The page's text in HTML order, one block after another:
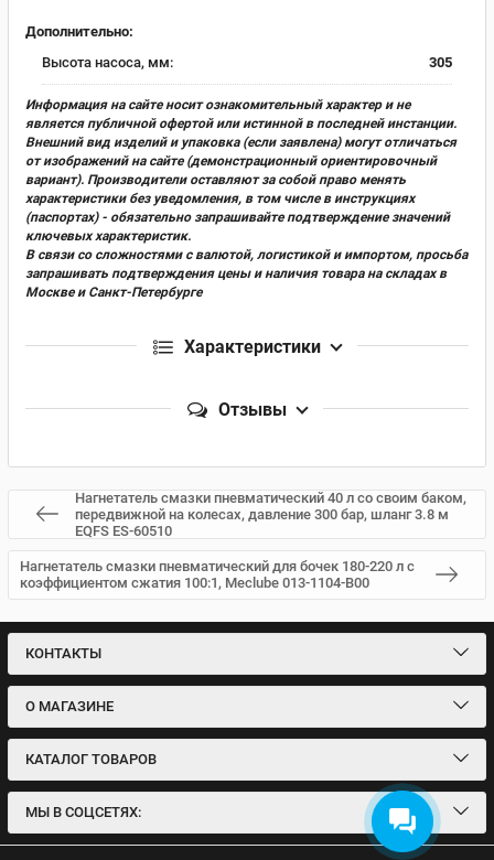
Дополнительно:
Высота насоса, мм:
305
Информация на сайте носит ознакомительный характер и не
является публичной офертой или истинной в последней инстанции.
Внешний вид изделий и упаковка (если заявлена) могут отличаться
от изображений на сайте (демонстрационный ориентировочный
вариант). Производители оставляют за собой право менять
характеристики без уведомления, в том числе в инструкциях
(паспортах) - обязательно запрашивайте подтверждение значений
ключевых характеристик.
В связи со сложностями с валютой, логистикой и импортом, просьба
запрашивать подтверждения цены и наличия товара на складах в
Москве и Санкт-Петербурге
Характеристики
Отзывы
Нагнетатель смазки пневматический 40 л со своим баком,
передвижной на колесах, давление 300 бар, шланг 3.8 м
EQFS ES-60510
Нагнетатель смазки пневматический для бочек 180-220 л с
коэффициентом сжатия 100:1, Meclube 013-1104-B00
КОНТАКТЫ
О МАГАЗИНЕ
КАТАЛОГ ТОВАРОВ
МЫ В СОЦСЕТЯХ: